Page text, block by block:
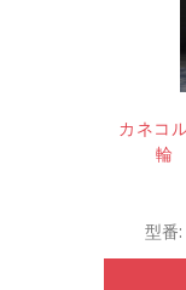
カネコ
輪
型番: